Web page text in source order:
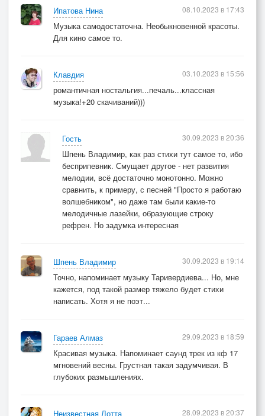
Ипатова Нина
Музыка самодостаточна. Необыкновенной красоты.
Для кино самое то.
08.10.2023 в 17:43
Клавдия
романтичная ностальгия...печаль...классная
музыка!+20 скачиваний)))
03.10.2023 в 15:56
Гость
Шпень Владимир, как раз стихи тут самое то, ибо
бесприпевник. Смущает другое - нет развития
мелодии, всё достаточно монотонно. Можно
сравнить, к примеру, с песней "Просто я работаю
волшебником", но даже там были какие-то
мелодичные лазейки, образующие строку
рефрен. Но задумка интересная
30.09.2023 в 20:36
Шпень Владимир
Точно, напоминает музыку Таривердиева... Но, мне
кажется, под такой размер тяжело будет стихи
написать. Хотя я не поэт...
30.09.2023 в 19:14
Гараев Алмаз
Красивая музыка. Напоминает саунд трек из кф 17
мгновений весны. Грустная такая задумчивая. В
глубоких размышлениях.
29.09.2023 в 18:59
Неизвестная Лотта
28.09.2023 в 20:37